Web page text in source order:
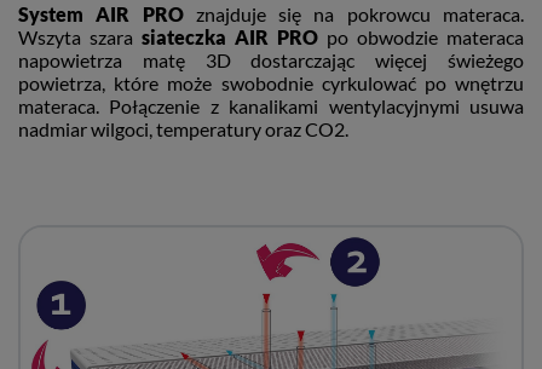
System AIR PROznajduje się na pokrowcu materaca.
Wszyta szara siateczka AIR PRO po obwodzie materaca
napowietrza matę 3D dostarczając więcej świeżego
powietrza, które może swobodnie cyrkulować po wnętrzu
materaca. Połączenie z kanalikami wentylacyjnymi usuwa
nadmiar wilgoci, temperatury oraz CO2.